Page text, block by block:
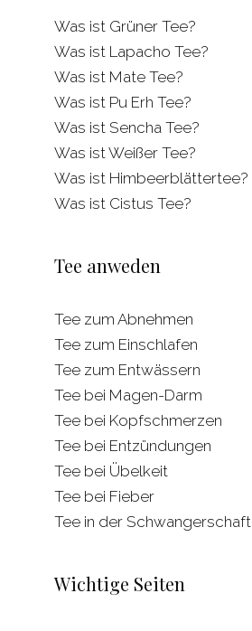
Was ist Grüner Tee?
Was ist Lapacho Tee?
Was ist Mate Tee?
Was ist Pu Erh Tee?
Was ist Sencha Tee?
Was ist Weißer Tee?
Was ist Himbeerblättertee?
Was ist Cistus Tee?
Tee anweden
Tee zum Abnehmen
Tee zum Einschlafen
Tee zum Entwässern
Tee bei Magen-Darm
Tee bei Kopfschmerzen
Tee bei Entzündungen
Tee bei Übelkeit
Tee bei Fieber
Tee in der Schwangerschaft
Wichtige Seiten